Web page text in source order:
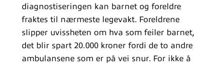
diagnostiseringen kan barnet og foreldre
fraktes til nærmeste legevakt. Foreldrene
slipper uvissheten om hva som feiler barnet,
det blir spart 20.000 kroner fordi de to andre
ambulansene som er på vei snur. For ikke å